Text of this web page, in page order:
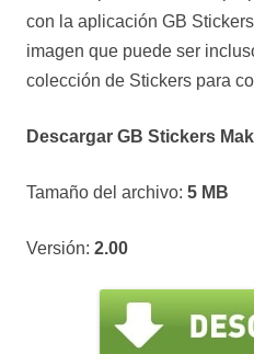
con la aplicación GB
imagen que puede ser
colección de Stickers para
Descargar GB Stickers
Tamaño del archivo: 5 MB
Versión: 2.00